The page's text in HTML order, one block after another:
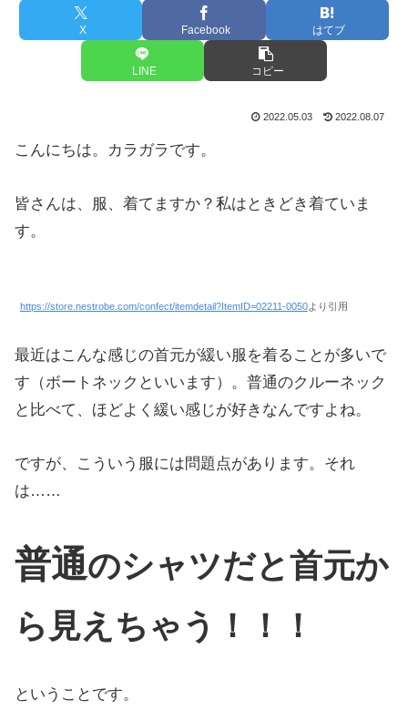
X Facebook はてブ
LINE コピー
2022.05.03 2022.08.07
こんにちは。カラガラです。
皆さんは、服、着てますか？私はときどき着ていま
す。
https://store.nestrobe.com/confect/itemdetail?ItemID=02211-0050より引用
最近はこんな感じの首元が緩い服を着ることが多いで
す（ボートネックといいます）。普通のクルーネック
と比べて、ほどよく緩い感じが好きなんですよね。
ですが、こういう服には問題点があります。それ
は……
普通のシャツだと首元か
ら見えちゃう！！！
ということです。